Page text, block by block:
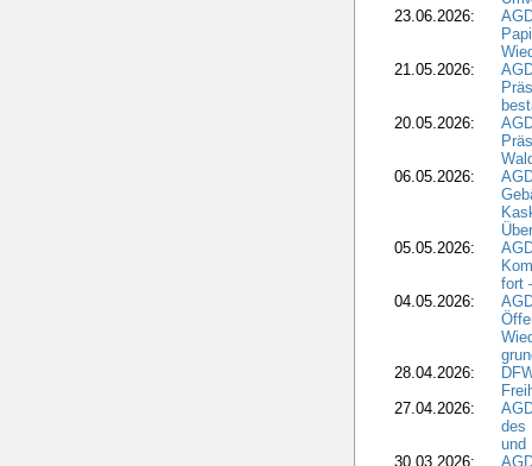
23.06.2026:
21.05.2026:
20.05.2026:
06.05.2026:
05.05.2026:
fort
04.05.2026:
28.04.2026:
27.04.2026:
des
und
30.03.2026: